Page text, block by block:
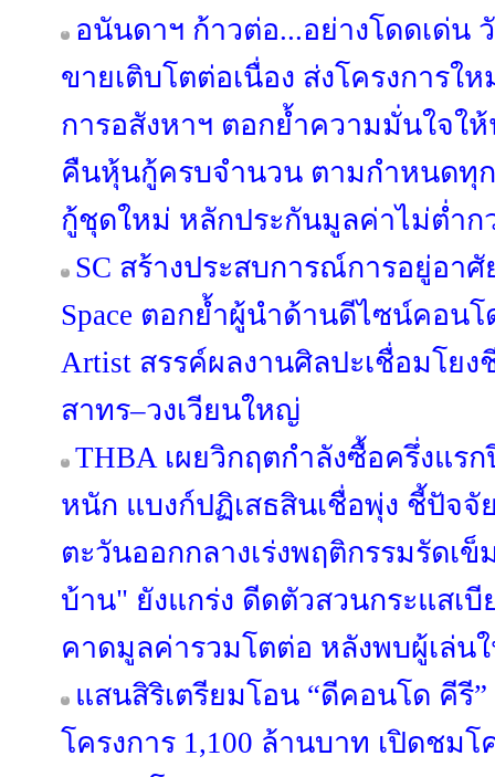
อนันดาฯ ก้าวต่อ...อย่างโดดเด่น
ขายเติบโตต่อเนื่อง ส่งโครงการใ
การอสังหาฯ ตอกย้ำความมั่นใจใ
คืนหุ้นกู้ครบจำนวน ตามกำหนดทุ
กู้ชุดใหม่ หลักประกันมูลค่าไม่ต่ำก
SC สร้างประสบการณ์การอยู่อา
Space ตอกย้ำผู้นำด้านดีไซน์คอนโ
Artist สรรค์ผลงานศิลปะเชื่อมโยง
สาทร–วงเวียนใหญ่
THBA เผยวิกฤตกำลังซื้อครึ่งแร
หนัก แบงก์ปฏิเสธสินเชื่อพุ่ง ชี้ปัจจั
ตะวันออกกลางเร่งพฤติกรรมรัดเ
บ้าน" ยังแกร่ง ดีดตัวสวนกระแสเ
คาดมูลค่ารวมโตต่อ หลังพบผู้เล่น
แสนสิริเตรียมโอน “ดีคอนโด คีรี
โครงการ 1,100 ล้านบาท เปิดชมโ